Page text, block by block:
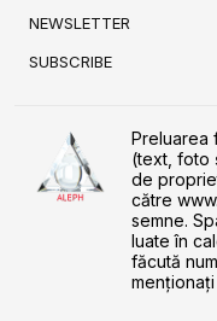
NEWSLETTER
SUBSCRIBE
Preluarea
(text, foto
de
către
semne.
luate în
făcută